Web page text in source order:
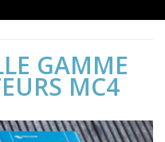
GAMME
MC4